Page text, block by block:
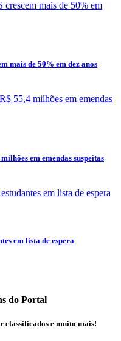
mais de 50% em dez anos
em emendas suspeitas
em lista de espera
do Portal
classificados e muito mais!